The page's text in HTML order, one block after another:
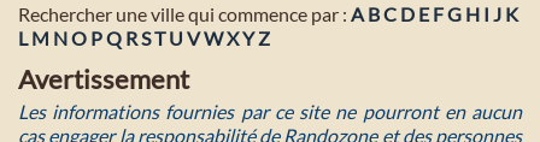
Rechercher une ville qui commence par : A BC D E FG H I J K
L M NO PQ RST U VWXYZ
Avertissement
Les informations fournies par ce site ne pourront en aucun
cas engager la responsabilité de Randozone et des personnes